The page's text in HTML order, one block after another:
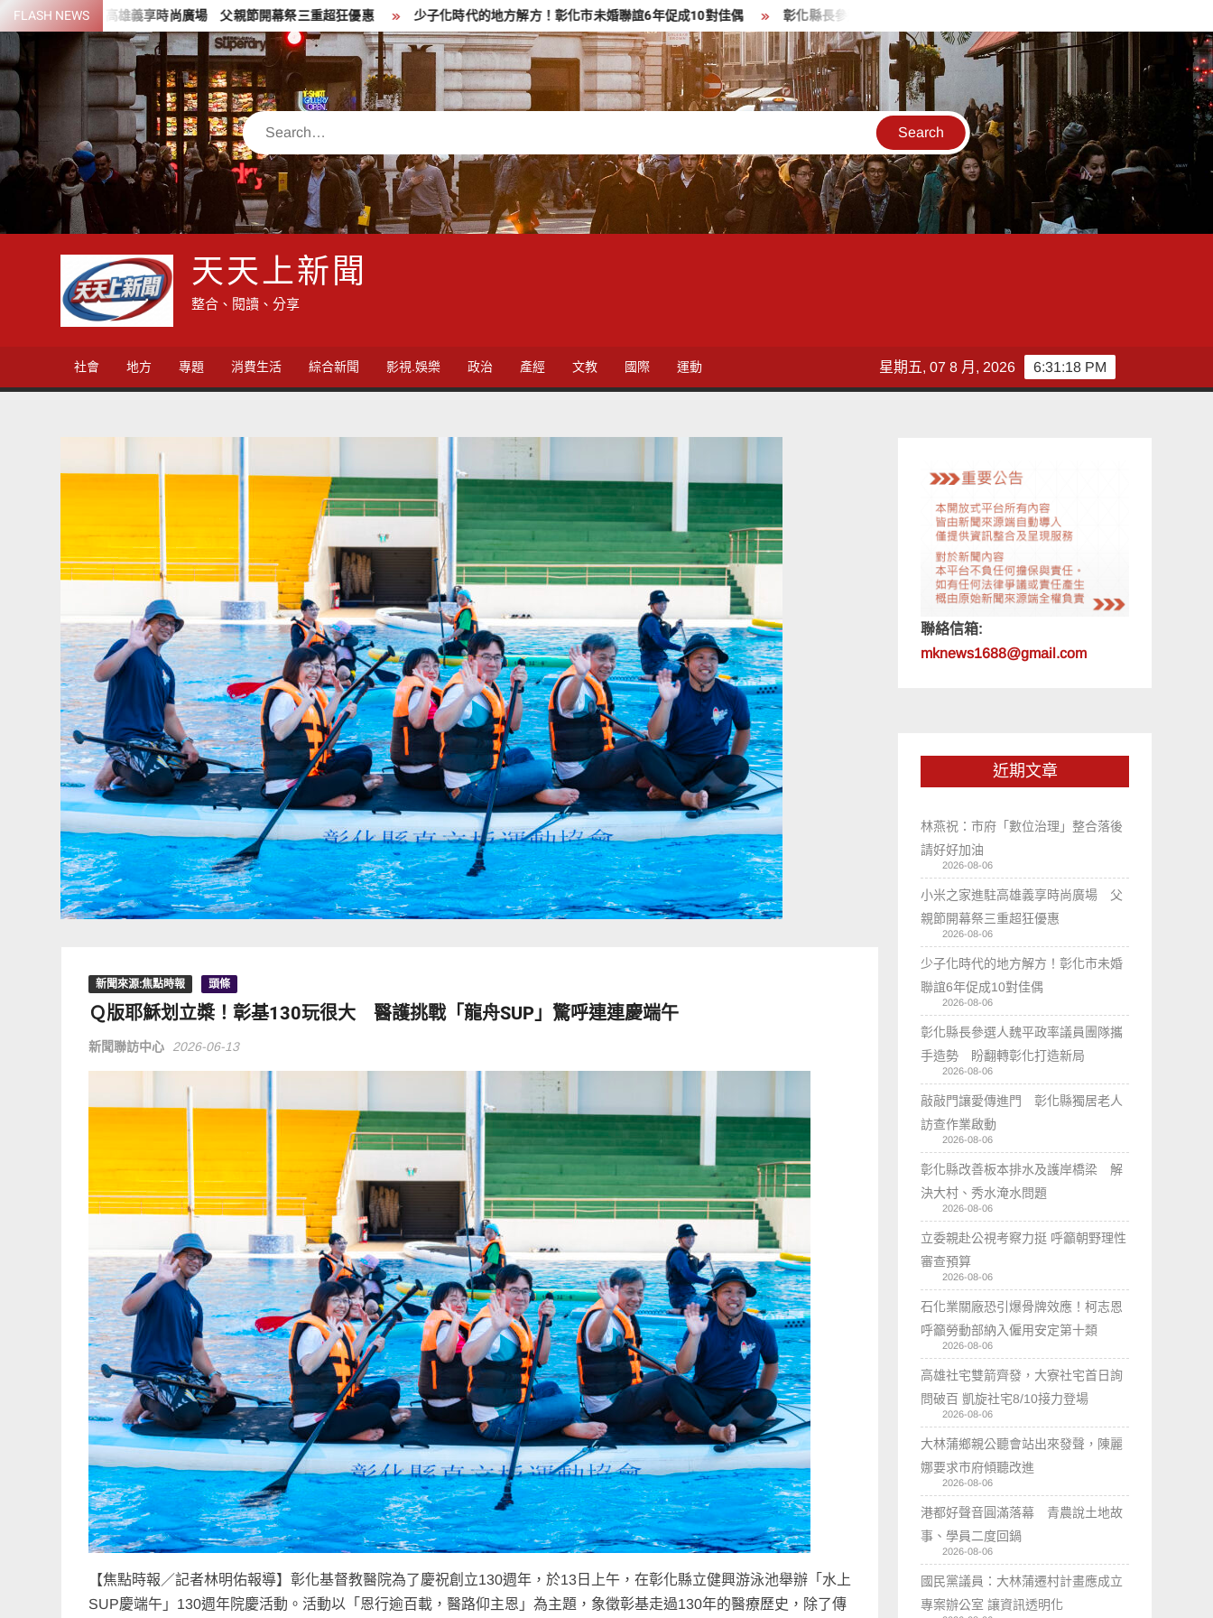
Skip
to
content
FLASH NEWS
高雄義享時尚廣場 父親節開幕祭三重超狂優惠 少子化時代的地方解方！彰化市未婚聯誼6年促成10對佳偶 彰化縣長參選人魏平政率議員團隊攜手造勢 盼翻轉彰化打造新局
Search
天天上新聞
整合、閱讀、分享
社會 地方 專題 消費生活 綜合新聞 影視.娛樂 政治 產經 文教 國際 運動 6:31:20 PM
星期五, 07 8 月, 2026
新聞來源:焦點時報 頭條
Ｑ版耶穌划立槳！彰基130玩很大 醫護挑戰「龍舟SUP」驚呼連連慶端午
新聞聯訪中心 2026-06-13
【焦點時報／記者林明佑報導】彰化基督教醫院為了慶祝創立130週年，於13日上午，在彰化縣立健興游泳池舉辦「水上
SUP慶端午」130週年院慶活動。活動以「恩行逾百載，醫路仰主恩」為主題，象徵彰基走過130年的醫療歷史，除了傳
聯絡信箱:
mknews1688@gmail.com
近期文章
林燕祝：市府「數位治理」整合落後
請好好加油
2026-08-06
小米之家進駐高雄義享時尚廣場 父
親節開幕祭三重超狂優惠
2026-08-06
少子化時代的地方解方！彰化市未婚
聯誼6年促成10對佳偶
2026-08-06
彰化縣長參選人魏平政率議員團隊攜
手造勢 盼翻轉彰化打造新局
2026-08-06
敲敲門讓愛傳進門 彰化縣獨居老人
訪查作業啟動
2026-08-06
彰化縣改善板本排水及護岸橋梁 解
決大村、秀水淹水問題
2026-08-06
立委親赴公視考察力挺 呼籲朝野理性
審查預算
2026-08-06
石化業關廠恐引爆骨牌效應！柯志恩
呼籲勞動部納入僱用安定第十類
2026-08-06
高雄社宅雙箭齊發，大寮社宅首日詢
問破百 凱旋社宅8/10接力登場
2026-08-06
大林蒲鄉親公聽會站出來發聲，陳麗
娜要求市府傾聽改進
2026-08-06
港都好聲音圓滿落幕 青農說土地故
事、學員二度回鍋
2026-08-06
國民黨議員：大林蒲遷村計畫應成立
專案辦公室 讓資訊透明化